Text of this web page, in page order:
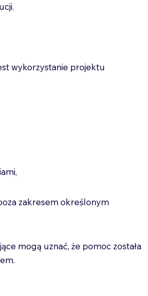
wykorzystanie projektu
zakresem określonym
mogą uznać, że pomoc została